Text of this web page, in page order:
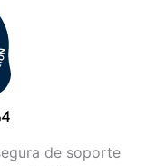
de soporte